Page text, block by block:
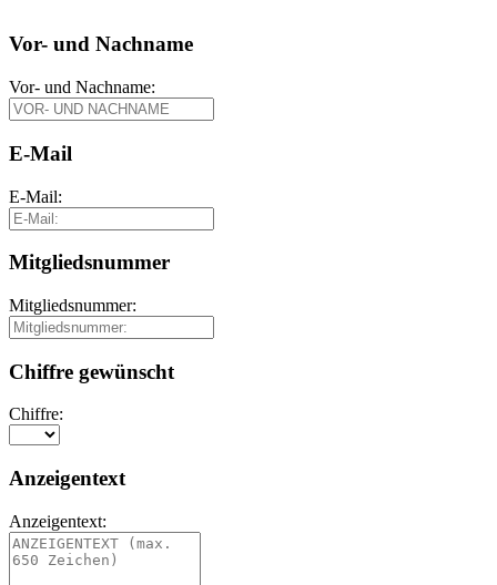
Vor- und Nachname
Vor- und Nachname:
E-Mail
E-Mail:
Mitgliedsnummer
Mitgliedsnummer:
Chiffre gewünscht
Chiffre:
Anzeigentext
Anzeigentext: